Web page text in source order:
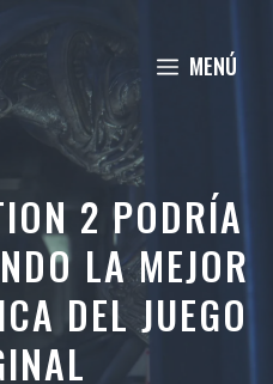
MENÚ
2 PODRÍA
LA MEJOR
DEL JUEGO